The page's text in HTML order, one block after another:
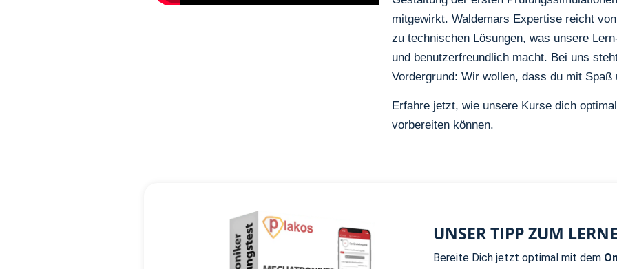
mitgewirkt. Waldemars Expertise reicht
zu technischen Lösungen, was unsere
und benutzerfreundlich macht. Bei uns
Vordergrund: Wir wollen, dass du mit
Erfahre jetzt, wie unsere Kurse dich
vorbereiten können.
UNSER TIPP ZUM
Bereite Dich jetzt optimal mit dem